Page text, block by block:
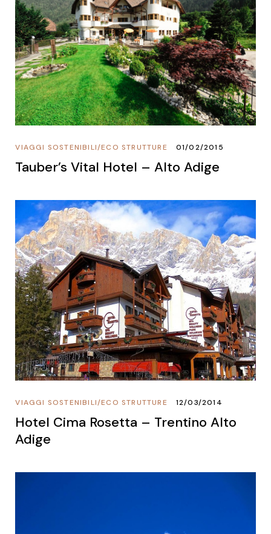
ECO STRUTTURE
/
VIAGGI SOSTENIBILI 01/02/2015
Tauber’s Vital Hotel – Alto Adige
ECO STRUTTURE
/
VIAGGI SOSTENIBILI 12/03/2014
Hotel Cima Rosetta – Trentino Alto
Adige